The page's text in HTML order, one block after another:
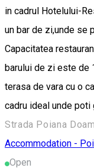
in cadrul Hotelului-
un bar de zi,unde se
Capacitatea
barului de zi este de
terasa de vara cu o
cadru ideal unde poti
Strada Poiana
Accommodation -
Open